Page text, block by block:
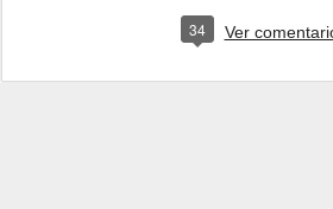
34 Ver